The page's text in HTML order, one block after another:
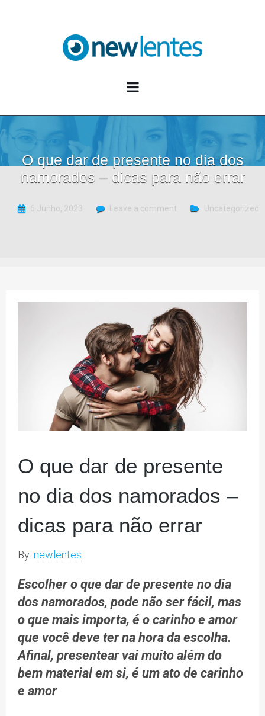
O que dar de presente no dia dos
namorados – dicas para não errar
6 Junho, 2023 Leave a comment Uncategorized
O que dar de presente
no dia dos namorados –
dicas para não errar
By: newlentes
Escolher o que dar de presente no dia
dos namorados, pode não ser fácil, mas
o que mais importa, é o carinho e amor
que você deve ter na hora da escolha.
Afinal, presentear vai muito além do
bem material em si, é um ato de carinho
e amor